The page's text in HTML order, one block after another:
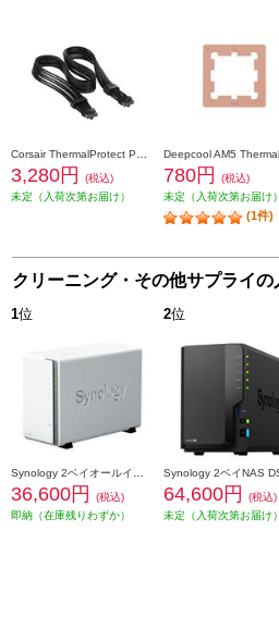
Corsair ThermalProtect PCIe 5.1 600W 12V-2x6 Cable Black CP-8920472
3,280円
(税込)
未定（入荷次第お届け）
780円
(税込)
未定（入荷次第お届け）
(1件)
クリーニング・その他サプライ
1位
Synology 2ベイオールインワンNASキット DiskStation DS223j
36,600円
(税込)
即納（在庫残りわずか）
2位
64,600円
(税込)
未定（入荷次第お届け）